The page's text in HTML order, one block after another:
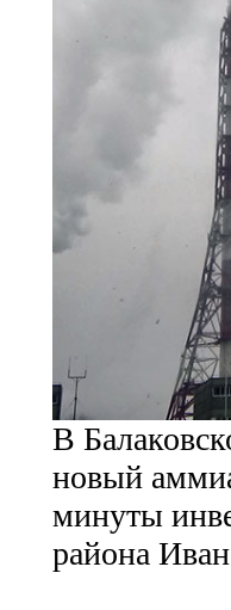
В
новый
минуты
района